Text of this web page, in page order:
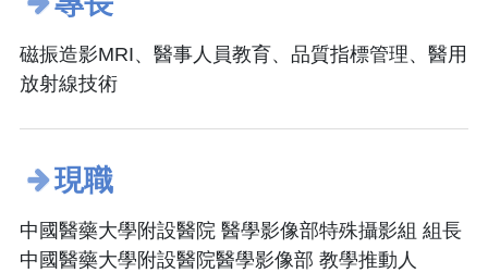
磁振造影MRI、醫事人員教育、品質指標管理、醫用
放射線技術
現職
中國醫藥大學附設醫院 醫學影像部特殊攝影組 組長
中國醫藥大學附設醫院醫學影像部 教學推動人